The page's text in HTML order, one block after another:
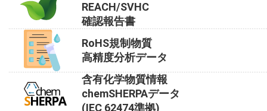
REACH/SVHC
確認報告書
RoHS規制物質
高精度分析データ
含有化学物質情報
chemSHERPAデータ
(IEC 62474準拠)